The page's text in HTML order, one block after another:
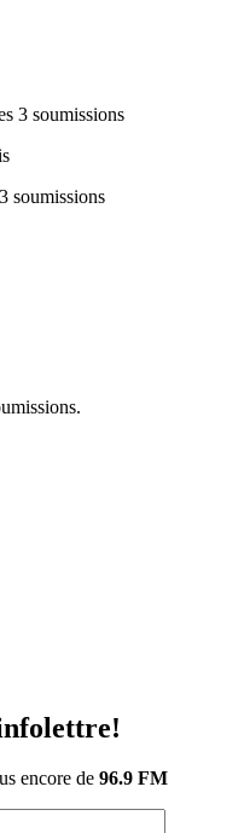
soumissions
encore de 96.9 FM